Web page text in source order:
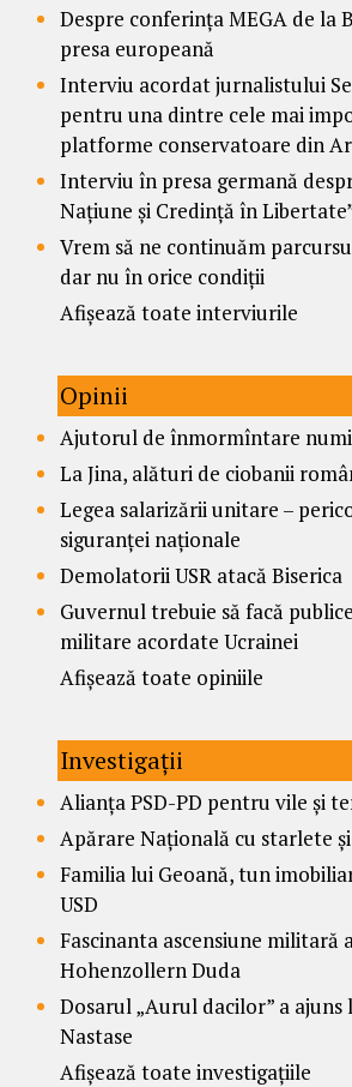
Despre conferința MEGA de la
presa europeană
Interviu acordat jurnalistului
pentru una dintre cele mai
platforme conservatoare din
Interviu în presa germană
Națiune și Credință în
Vrem să ne continuăm
dar nu în orice condiții
Afișează toate interviurile
Opinii
Ajutorul de înmormîntare
La Jina, alături de ciobanii
Legea salarizării unitare –
siguranței naționale
Demolatorii USR atacă Biserica
Guvernul trebuie să facă
militare acordate Ucrainei
Afișează toate opiniile
Investigații
Alianța PSD-PD pentru vile și
Apărare Națională cu starlete
Familia lui Geoană, tun
USD
Fascinanta ascensiune militară
Hohenzollern Duda
Dosarul „Aurul dacilor” a ajuns
Nastase
Afișează toate investigațiile